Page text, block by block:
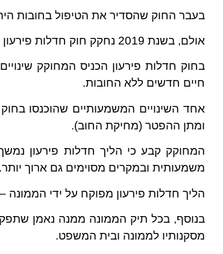
בעבר החוק שהסדיר את הטיפול בחובות
אולם, בשנת 2019 נחקק חוק חדלות פירעון אשר החליף את פקודת פשיטת הרגל.
בחוק חדלות פירעון הכניס המחוקק
חיים חדשים ללא החובות.
אחד השינויים המשמעותיים שהוכנסו
ומתן ההפטר (מחיקת החוב).
משמעותית ובמקרים מסוימים גם ארוך יותר.
הליך חדלות פירעון מפוקח על ידי
בנוסף, בכל תיק הממונה ממנה נאמן
מסקנותיו לממונה ובית המשפט.